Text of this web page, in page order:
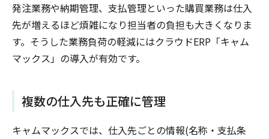
発注業務や納期管理、支払管理といった購買業務は仕入
先が増えるほど煩雑になり担当者の負担も大きくなりま
す。そうした業務負荷の軽減にはクラウドERP「キャム
マックス」の導入が有効です。
複数の仕入先も正確に管理
キャムマックスでは、仕入先ごとの情報(名称・支払条